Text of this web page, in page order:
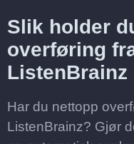
Slik holder
overføring
Har du nettopp
ListenBrainz? Gjør